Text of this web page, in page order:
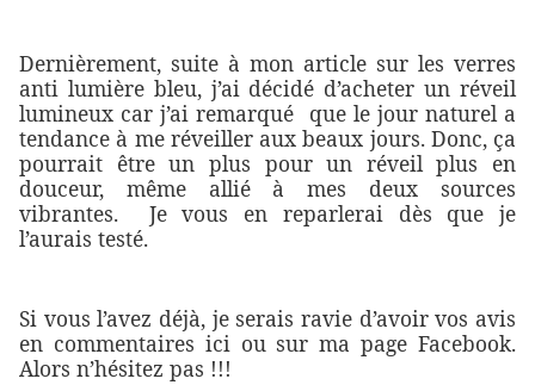
Dernièrement, suite à mon article sur les verres
anti lumière bleu, j’ai décidé d’acheter un réveil
lumineux car j’ai remarqué que le jour naturel a
tendance à me réveiller aux beaux jours. Donc, ça
pourrait être un plus pour un réveil plus en
douceur, même allié à mes deux sources
vibrantes. Je vous en reparlerai dès que je
l’aurais testé.
Si vous l’avez déjà, je serais ravie d’avoir vos avis
en commentaires ici ou sur ma page Facebook.
Alors n’hésitez pas !!!